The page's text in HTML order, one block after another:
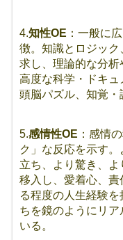
4.知性OE ：一般に
徴。知識とロジッ
求し、理論的な分
高度な科学・ドキュ
頭脳パズル、知覚・
5.感情性OE ：感情
ク」な反応を示す
立ち、より驚き、
移入し、愛着心、
る程度の人生経験
ちを鏡のようにリ
いる。